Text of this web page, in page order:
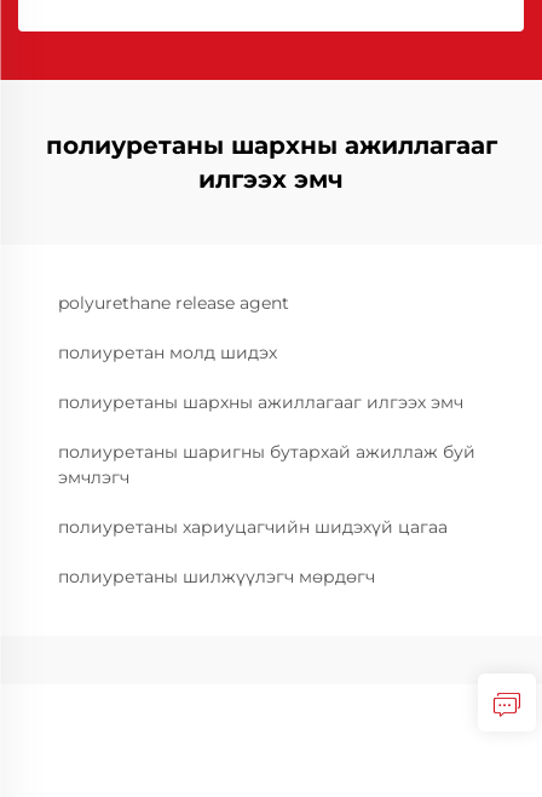
полиуретаны шархны ажиллагааг
илгээх эмч
polyurethane release agent
полиуретан молд шидэх
полиуретаны шархны ажиллагааг илгээх эмч
полиуретаны шаригны бутархай ажиллаж буй
эмчлэгч
полиуретаны хариуцагчийн шидэхүй цагаа
полиуретаны шилжүүлэгч мөрдөгч